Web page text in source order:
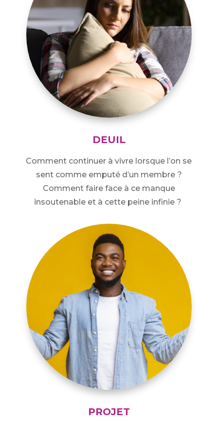
DEUIL
Comment continuer à vivre lorsque l’on se
sent comme emputé d’un membre ?
Comment faire face à ce manque
insoutenable et à cette peine infinie ?
PROJET